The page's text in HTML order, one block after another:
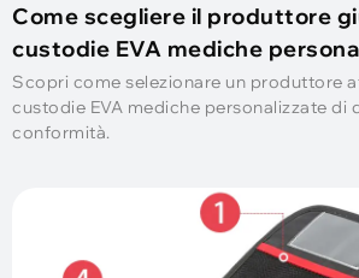
Come scegliere il produttore
custodie EVA mediche
Scopri come selezionare un produttore
custodie EVA mediche personalizzate di
conformità.